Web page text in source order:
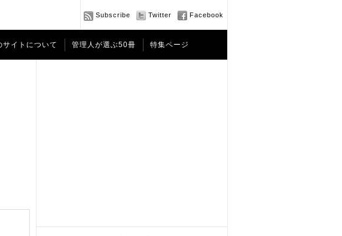
Subscribe Twitter Facebook
サイトについて 管理人が選ぶ50冊 特集ページ